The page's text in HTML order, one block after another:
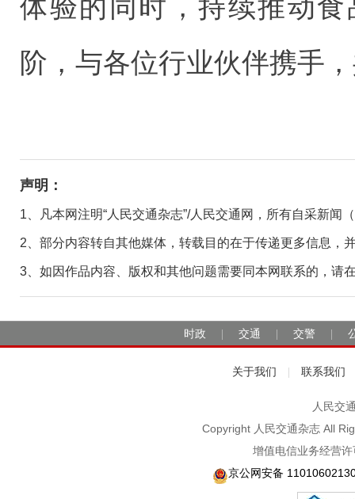
体验的同时，持续推动
阶，与各位行业伙伴携手
声明：
1、凡本网注明“人民交通杂志”/人民交通网，所有自采新
2、部分内容转自其他媒体，转载目的在于传递更多信息，
3、如因作品内容、版权和其他问题需要同本网联系的，请
时政 交通 交警
关于我们 联系我们
人民交
Copyright 人民交通杂志 All
增值电信业务经营
京公网安备